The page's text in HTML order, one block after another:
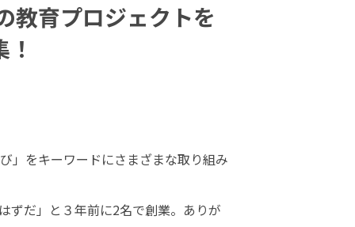
教育プロジェクトを
」をキーワードにさまざまな取り組み
ずだ」と３年前に2名で創業。ありが